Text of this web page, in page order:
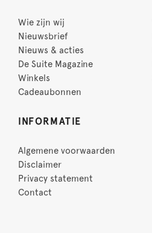
Wie zijn wij
Nieuwsbrief
Nieuws & acties
De Suite Magazine
Winkels
Cadeaubonnen
INFORMATIE
Algemene voorwaarden
Disclaimer
Privacy statement
Contact